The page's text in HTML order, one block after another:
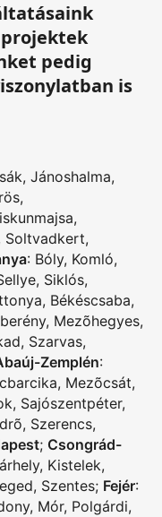
pedig
is
, Jánoshalma,
,
,
Soltvadkert,
: Bóly, Komló,
, Siklós,
, Békéscsaba,
, Mezõhegyes,
, Szarvas,
Zemplén:
, Mezõcsát,
, Sajószentpéter,
, Szerencs,
; Csongrád-
, Kistelek,
, Szentes; Fejér:
, Mór, Polgárdi,